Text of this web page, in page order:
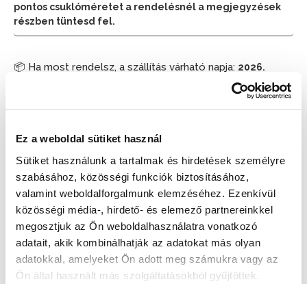
Ez a weboldal sütiket használ
Sütiket használunk a tartalmak és hirdetések személyre
szabásához, közösségi funkciók biztosításához,
valamint weboldalforgalmunk elemzéséhez. Ezenkívül
közösségi média-, hirdető- és elemező partnereinkkel
megosztjuk az Ön weboldalhasználatra vonatkozó
adatait, akik kombinálhatják az adatokat más olyan
adatokkal, amelyeket Ön adott meg számukra vagy az
Ön által használt más szolgáltatásokból gyűjtöttek.
pontos csuklóméretet a rendelésnél a megjegyzések
részben tüntesd fel.
📦 Ha most rendelsz, a szállítás várható napja: 2026.
204 900 Ft
Az elmúlt 30 nap legjobb ára: 204 900 Ft